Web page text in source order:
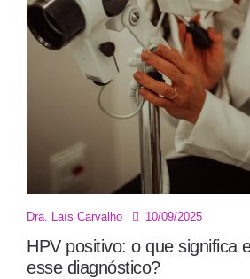
Dra. Laís Carvalho 10/09/2025
HPV positivo: o que significa
esse diagnóstico?